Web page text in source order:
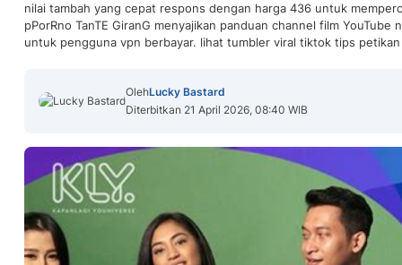
nilai tambah yang cepat respons dengan harga 436 untuk
pPorRno TanTE GiranG menyajikan panduan channel film
untuk pengguna vpn berbayar. lihat tumbler viral tiktok tips
OlehLucky Bastard
Diterbitkan 21 April 2026, 08:40 WIB